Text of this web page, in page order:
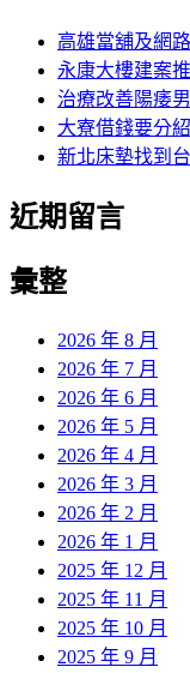
高雄當舖及網
永康大樓建案
治療改善陽痿
大寮借錢要分
新北床墊找到
近期留言
彙整
2026 年 8 月
2026 年 7 月
2026 年 6 月
2026 年 5 月
2026 年 4 月
2026 年 3 月
2026 年 2 月
2026 年 1 月
2025 年 12 月
2025 年 11 月
2025 年 10 月
2025 年 9 月